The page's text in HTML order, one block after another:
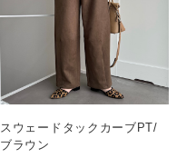
スウェードタックカーブPT/
ブラウン